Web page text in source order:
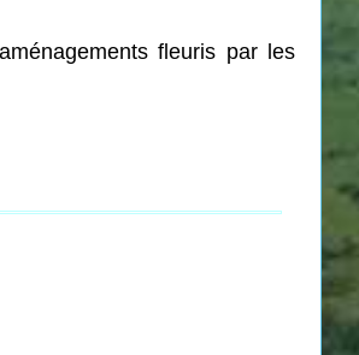
fleuris par les